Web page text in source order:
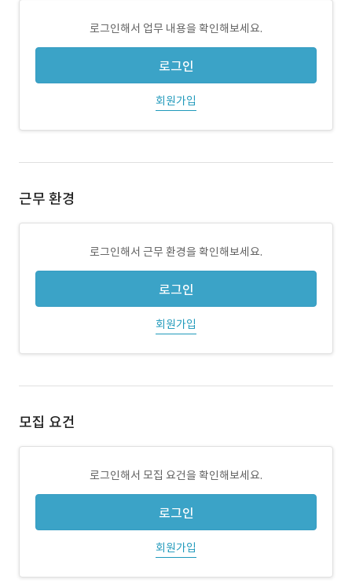
로그인해서 업무 내용을 확인해보세요.
로그인
회원가입
근무 환경
로그인해서 근무 환경을 확인해보세요.
로그인
회원가입
모집 요건
로그인해서 모집 요건을 확인해보세요.
로그인
회원가입